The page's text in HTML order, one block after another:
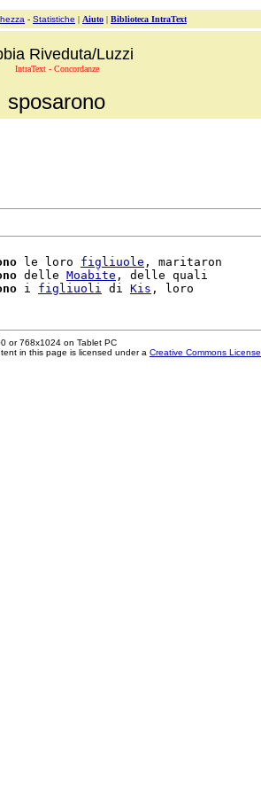
- Statistiche | Aiuto | Biblioteca IntraText
Riveduta/Luzzi
IntraText - Concordanze
sposarono
le loro figliuole , maritaron
delle Moabite , delle quali
i figliuoli di Kis
or 768x1024 on Tablet PC
in this page is licensed under a Creative Commons License